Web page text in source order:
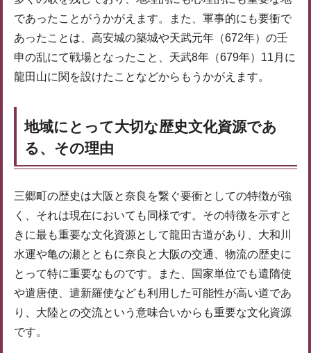
であったことがうかがえます。また、軍事的にも要衝で
あったことは、高安城の築城や天武元年（672年）の壬
申の乱にて戦場となったこと、天武8年（679年）11月に
龍田山に関を設けたことなどからもうかがえます。
地域にとって大切な歴史文化資源であ
る、その理由
三郷町の歴史は大阪と奈良を繋ぐ要衝としての特徴が強
く、それは現在においても同様です。その特徴を示すと
きに最も重要な文化資源として龍田古道があり、大和川
水運や亀の瀬とともに奈良と大阪の交通、物流の歴史に
とって特に重要なものです。また、国家単位でも遣隋使
や遣唐使、遣新羅使なども利用した可能性が高い道であ
り、大陸との交流という意味合いからも重要な文化資源
です。